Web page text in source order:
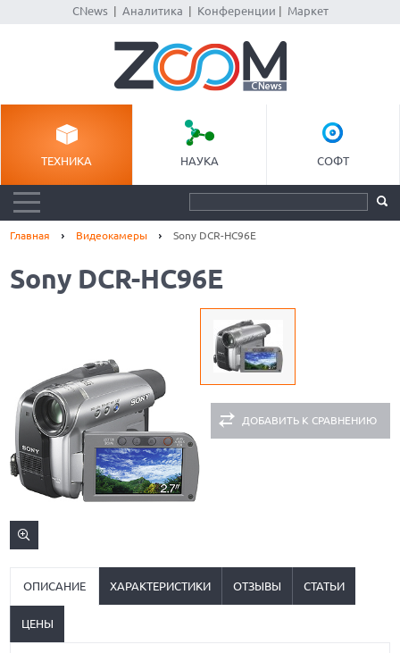
CNews| Аналитика Конференции Маркет
ТЕХНИКА НАУКА СОФТ
Главная Видеокамеры Sony DCR-HC96E
Sony DCR-HC96E
ДОБАВИТЬ К СРАВНЕНИЮ
ОПИСАНИЕ ХАРАКТЕРИСТИКИ ОТЗЫВЫ СТАТЬИ
ЦЕНЫ